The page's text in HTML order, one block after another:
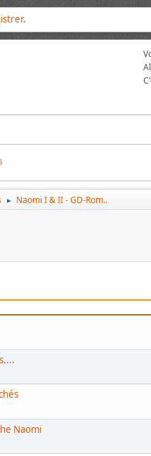
.
► Naomi I & II - GD-Rom..
Naomi